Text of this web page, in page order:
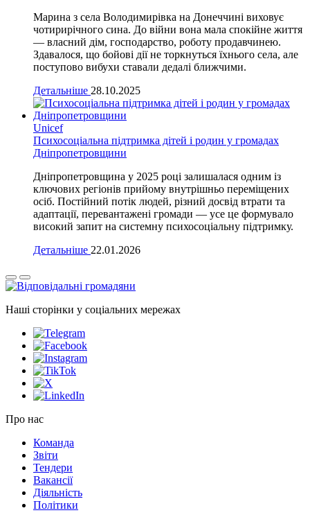
Марина з села Володимирівка на Донеччині виховує
чотирирічного сина. До війни вона мала спокійне життя
— власний дім, господарство, роботу продавчинею.
Здавалося, що бойові дії не торкнуться їхнього села, але
поступово вибухи ставали дедалі ближчими.
Детальніше 28.10.2025
Unicef
Психосоціальна підтримка дітей і родин у громадах
Дніпропетровщини
Дніпропетровщина у 2025 році залишалася одним із
ключових регіонів прийому внутрішньо переміщених
осіб. Постійний потік людей, різний досвід втрати та
адаптації, перевантажені громади — усе це формувало
високий запит на системну психосоціальну підтримку.
Детальніше 22.01.2026
Наші сторінки у соціальних мережах
Про нас
Команда
Звіти
Тендери
Вакансії
Діяльність
Політики